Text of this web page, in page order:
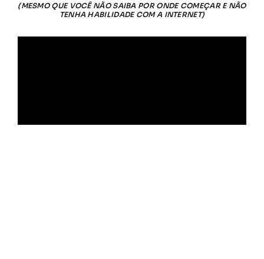
(MESMO QUE VOCÊ NÃO SAIBA POR ONDE COMEÇAR E NÃO
TENHA HABILIDADE COM A INTERNET)